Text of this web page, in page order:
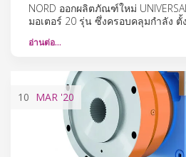
NORD ออกผลิตภัณฑ์ใหม่
มอเตอร์ 20 รุ่น ซึ่งครอบคลุมกำลัง ตั้
อ่านต่อ…
10 MAR '20